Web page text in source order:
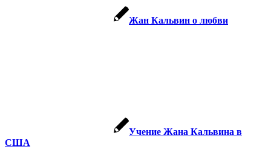
Жан Кальвин о любви
Учение Жана Кальвина в
США